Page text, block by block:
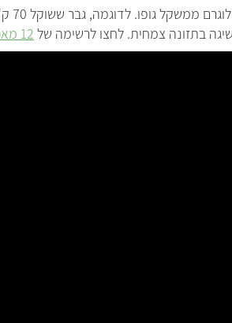
בתזונה צמחית. לחצו לרשימה של 12 מאכלים עם חלבון